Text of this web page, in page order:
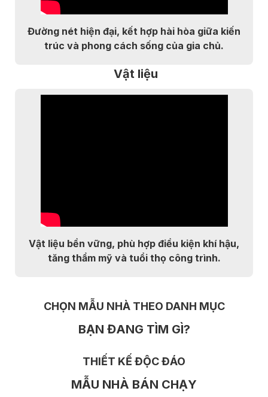
Đường nét hiện đại, kết hợp hài hòa giữa kiến
trúc và phong cách sống của gia chủ.
Vật liệu
Vật liệu bền vững, phù hợp điều kiện khí hậu,
tăng thẩm mỹ và tuổi thọ công trình.
CHỌN MẪU NHÀ THEO DANH MỤC
BẠN ĐANG TÌM GÌ?
THIẾT KẾ ĐỘC ĐÁO
MẪU NHÀ BÁN CHẠY